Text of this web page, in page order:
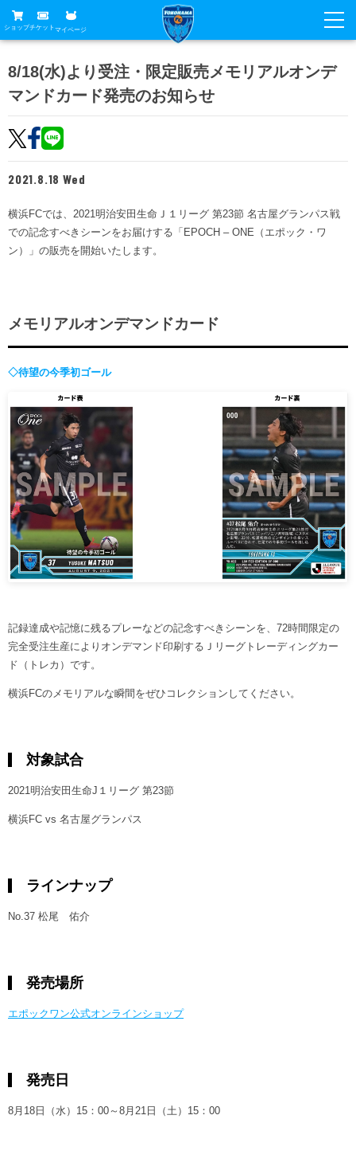
ショップチケット マイページ
グッズ
ホームタウン
トップチーム
試合
試合
試合日程
チケット
チケットガイド
席種・価格表
チケット購入方法
チーム
選手・スタッフ
スケジュール
観戦ガイド
横浜FC観戦ガイド
観戦ルール・マナー
フリ丸のページ
サステナビリティ
ホームタウン活動
横浜FCスポーツクラブ
ニッパツ横浜FCシーガルズ
ゲームスチュワード
学生インターンシップ
クラブメンバー
スタータークラブ
スペシャルコンテンツ
オリジナルビール
アカデミー
育成ビジョン
試合日程・結果
アカデミー選手
アカデミースタッフ
フェニックスクラブ
サッカースクール
チアスクール
パートナー一覧
あしながドリーム基金
お問い合わせ
お問い合わせ
8/18(水)より受注・限定販売メモリアルオンデ
マンドカード発売のお知らせ
2021.8.18 Wed
横浜FCでは、2021明治安田生命Ｊ１リーグ 第23節 名古屋グランパス戦
での記念すべきシーンをお届けする「EPOCH – ONE（エポック・ワ
ン）」の販売を開始いたします。
メモリアルオンデマンドカード
◇待望の今季初ゴール
記録達成や記憶に残るプレーなどの記念すべきシーンを、72時間限定の
完全受注生産によりオンデマンド印刷するＪリーグトレーディングカー
ド（トレカ）です。
横浜FCのメモリアルな瞬間をぜひコレクションしてください。
対象試合
2021明治安田生命J１リーグ 第23節
横浜FC vs 名古屋グランパス
ラインナップ
No.37 松尾 佑介
発売場所
エポックワン公式オンラインショップ
発売日
8月18日（水）15：00～8月21日（土）15：00